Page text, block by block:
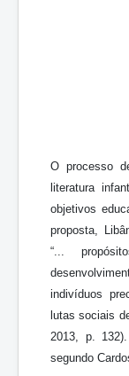
O processo
literatura
objetivos
proposta,
“...
indivíduos
lutas sociais
2013, p.
segundo